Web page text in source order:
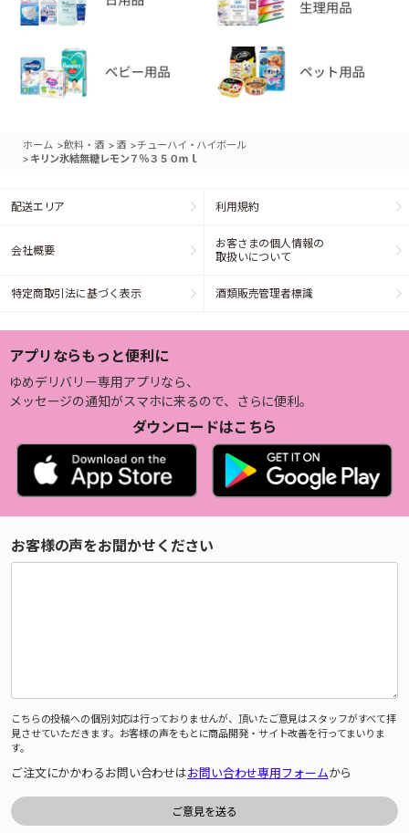
ホーム >飲料・酒 > 酒 >チューハイ・ハイボール
> キリン氷結無糖レモン７％３５０ｍｌ
配送エリア 利用規約
会社概要
お客さまの個人情報の
取扱いについて
特定商取引法に基づく表示 酒類販売管理者標識
アプリならもっと便利に
ゆめデリバリー専用アプリなら、
メッセージの通知がスマホに来るので、さらに便利。
ダウンロードはこちら
お客様の声をお聞かせください
こちらの投稿への個別対応は行っておりませんが、頂いたご意見はスタッフがすべて拝
見させていただきます。お客様の声をもとに商品開発・サイト改善を行ってまいりま
す。
ご注文にかかわるお問い合わせはお問い合わせ専用フォームから